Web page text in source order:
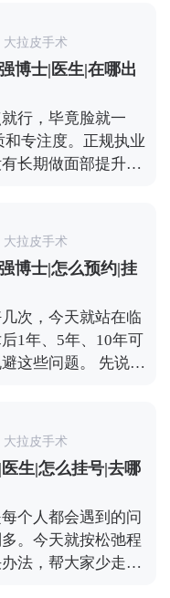
、别吸烟，酒精
质会延缓伤口愈
，再加上严格遵医
。耐心点，恢复期
道更多关于MCR
体平台（公众号、
了解。
就是做表情时才出
差，动态纹就会变
以不用过度焦虑，
理更有效。如果是
就能改善；如果已
致的法令纹，就需
如MCR复合提升
弛，也能淡化纹
医美干预，才能更
于MCR复合提升
公众号、百家号、
拉皮手术
博士|医生|在哪出
行，毕竟脸就一
专注度。正规执业
长期做面部提升这
一点效果就天差地
然后一定要看真实
大量术前术后对比
例，不是只放几张
的审美风格，比如
断技术水平，比如
协调。 还有很关键
来就推项目，而是
能少，负责任的医
问题及时处理，而
升是医疗行为，多
。 想知道更多关于
方媒体平台（公众
详细了解。
拉皮手术
博士|怎么预约|挂
次，今天就站在临
1年、5年、10年可
这些问题。 先说说
本不影响正常休
点常规镇痛药就能
怕的“皮肉分离”，
大多是手术只拉了
。像MCR复合提升
，皮肤、筋膜、脂
复位，就是为了避
不用过度担心。现
拉皮手术
生|怎么挂号|去哪
个人都会遇到的问
。今天就按松弛程
法，帮大家少走弯